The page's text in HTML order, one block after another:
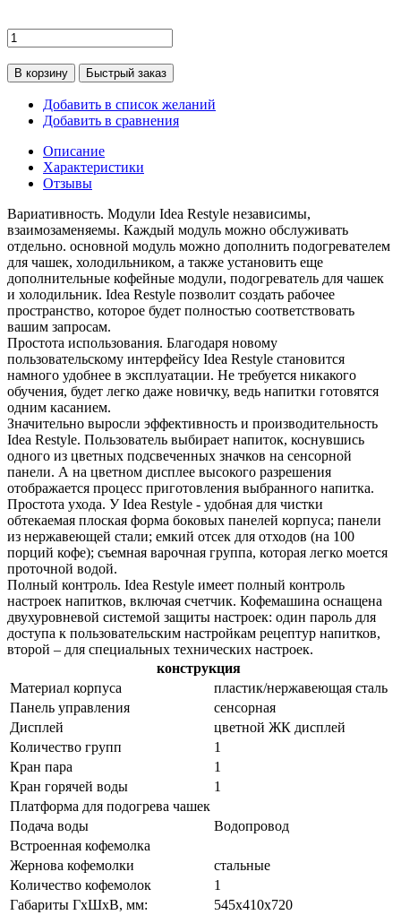
В корзину Быстрый заказ
Добавить в список желаний
Добавить в сравнения
Описание
Характеристики
Отзывы
Вариативность. Модули Idea Restyle независимы,
взаимозаменяемы. Каждый модуль можно обслуживать
отдельно. основной модуль можно дополнить подогревателем
для чашек, холодильником, а также установить еще
дополнительные кофейные модули, подогреватель для чашек
и холодильник. Idea Restyle позволит создать рабочее
пространство, которое будет полностью соответствовать
вашим запросам.
Простота использования. Благодаря новому
пользовательскому интерфейсу Idea Restyle становится
намного удобнее в эксплуатации. Не требуется никакого
обучения, будет легко даже новичку, ведь напитки готовятся
одним касанием.
Значительно выросли эффективность и производительность
Idea Restyle. Пользователь выбирает напиток, коснувшись
одного из цветных подсвеченных значков на сенсорной
панели. А на цветном дисплее высокого разрешения
отображается процесс приготовления выбранного напитка.
Простота ухода. У Idea Restyle - удобная для чистки
обтекаемая плоская форма боковых панелей корпуса; панели
из нержавеющей стали; емкий отсек для отходов (на 100
порций кофе); съемная варочная группа, которая легко моется
проточной водой.
Полный контроль. Idea Restyle имеет полный контроль
настроек напитков, включая счетчик. Кофемашина оснащена
двухуровневой системой защиты настроек: один пароль для
доступа к пользовательским настройкам рецептур напитков,
второй – для специальных технических настроек.
конструкция
Материал корпуса
пластик/нержавеющая сталь
Панель управления
сенсорная
Дисплей
цветной ЖК дисплей
Количество групп
1
Кран пара
1
Кран горячей воды
1
Платформа для подогрева чашек
Подача воды
Водопровод
Встроенная кофемолка
Жернова кофемолки
стальные
Количество кофемолок
1
Габариты ГхШхВ, мм:
545х410х720